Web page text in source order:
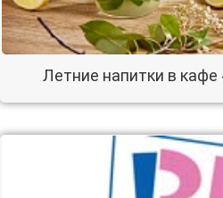
Летние напитки в